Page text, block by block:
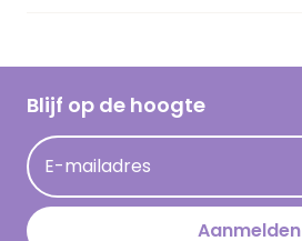
Hallmark Kaartclub
Acties
Persberichten
Hallmark en Kinderpostzegels
Cadeau inspiratie
Kaartinspiratie
Blijf op de hoogte
E-mailadres
Aanmelden